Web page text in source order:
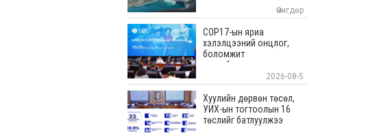
Өчигдөр
COP17-ын яриа
хэлэлцээний онцлог,
боломжит
хувилбаруудаас
2026-08-5
Хуулийн дөрвөн төсөл,
УИХ-ын тогтоолын 16
төслийг батлуулжээ